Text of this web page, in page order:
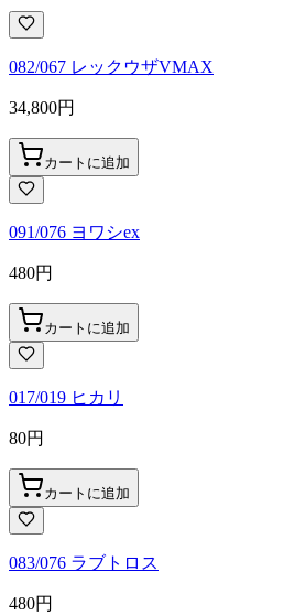
082/067 レックウザVMAX
34,800円
カートに追加
091/076 ヨワシex
480円
カートに追加
017/019 ヒカリ
80円
カートに追加
083/076 ラブトロス
480円